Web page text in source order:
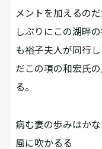
メントを加えるの
しぶりにこの湖畔
も裕子夫人が同行
だこの項の和宏氏
る。
病む妻の歩みはか
風に吹かるる